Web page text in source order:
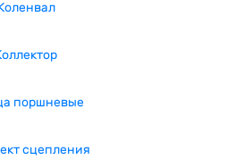
поршневые
сцепления